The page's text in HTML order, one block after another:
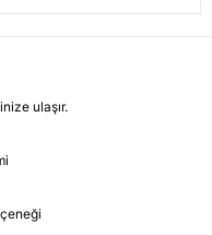
ulaşır.